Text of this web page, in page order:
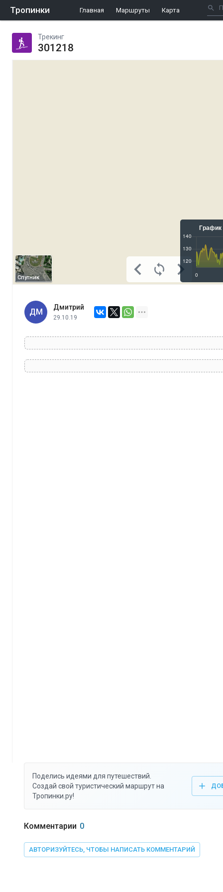
Тропинки Главная Маршруты Карта
Трекинг
301218
Спутник
ДМ
Дмитрий
29.10.19
Поделись идеями для путешествий.
Создай свой туристический маршрут на
Тропинки.ру!
Комментарии 0
АВТОРИЗУЙТЕСЬ, ЧТОБЫ НАПИСАТЬ КОММЕНТАРИЙ